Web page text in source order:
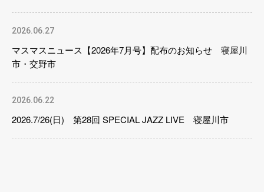
2026.06.27
マスマスニュース【2026年7月号】配布のお知らせ 寝屋川
市・交野市
2026.06.22
2026.7/26(日) 第28回 SPECIAL JAZZ LIVE 寝屋川市